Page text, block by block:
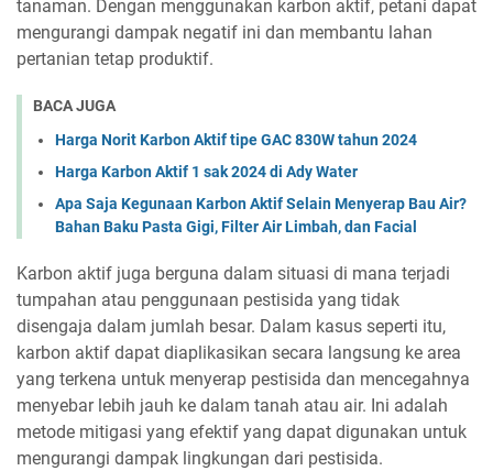
tanaman. Dengan menggunakan karbon aktif, petani dapat
mengurangi dampak negatif ini dan membantu lahan
pertanian tetap produktif.
BACA JUGA
Harga Norit Karbon Aktif tipe GAC 830W tahun 2024
Harga Karbon Aktif 1 sak 2024 di Ady Water
Apa Saja Kegunaan Karbon Aktif Selain Menyerap Bau Air?
Bahan Baku Pasta Gigi, Filter Air Limbah, dan Facial
Karbon aktif juga berguna dalam situasi di mana terjadi
tumpahan atau penggunaan pestisida yang tidak
disengaja dalam jumlah besar. Dalam kasus seperti itu,
karbon aktif dapat diaplikasikan secara langsung ke area
yang terkena untuk menyerap pestisida dan mencegahnya
menyebar lebih jauh ke dalam tanah atau air. Ini adalah
metode mitigasi yang efektif yang dapat digunakan untuk
mengurangi dampak lingkungan dari pestisida.